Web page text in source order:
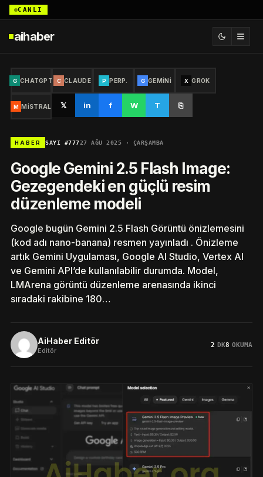
CANLI
aihaber
G CHATGPT C CLAUDE P PERP. G GEMINI X GROK
M MISTRAL 𝕏 in f W T ⎘
HABER SAYI #77727 AĞU 2025 · ÇARŞAMBA
Google Gemini 2.5 Flash Image:
Gezegendeki en güçlü resim
düzenleme modeli
Google bugün Gemini 2.5 Flash Görüntü önizlemesini
(kod adı nano-banana) resmen yayınladı . Önizleme
artık Gemini Uygulaması, Google AI Studio, Vertex AI
ve Gemini API’de kullanılabilir durumda. Model,
LMArena görüntü düzenleme arenasında ikinci
sıradaki rakibine 180…
AiHaber Editör
Editör
2 DK8 OKUMA